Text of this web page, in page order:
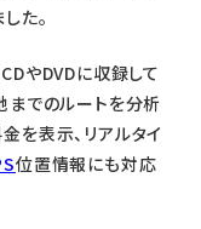
た。
やDVDに収録して
までのルートを分析
を表示、リアルタイ
位置情報にも対応